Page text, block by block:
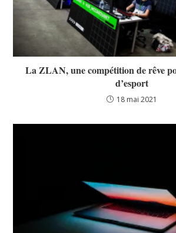
La ZLAN, une compétition de rêve
d’esport
18 mai 2021